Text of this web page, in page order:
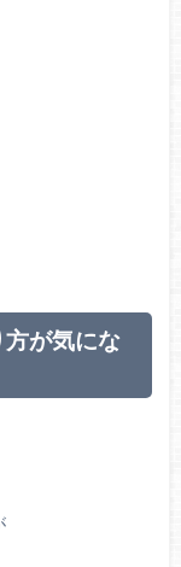
が気にな